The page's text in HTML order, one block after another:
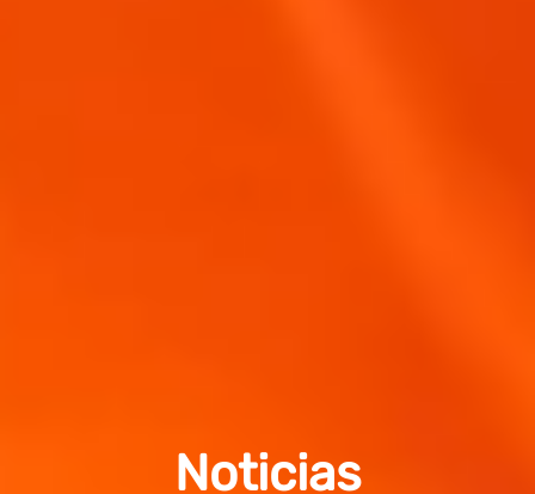
Noticias